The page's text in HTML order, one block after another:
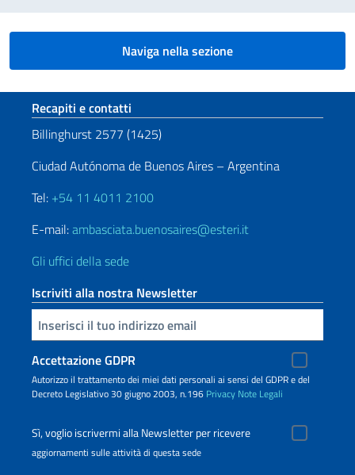
Naviga nella sezione
Sezione footer
Recapiti e contatti
Billinghurst 2577 (1425)
Ciudad Autónoma de Buenos Aires – Argentina
Tel: +54 11 4011 2100
E-mail:ambasciata.buenosaires@esteri.it
Gli uffici della sede
Iscriviti alla nostra Newsletter
Inserisci la tua email
Accettazione GDPR
Autorizzo il trattamento dei miei dati personali ai sensi del GDPR e del
Decreto Legislativo 30 giugno 2003, n.196 Privacy Note Legali
Sì, voglio iscrivermi alla Newsletter per ricevere
aggiornamenti sulle attività di questa sede